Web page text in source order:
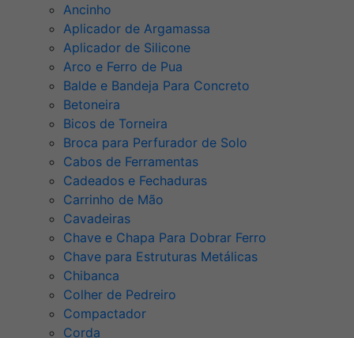
Ancinho
Aplicador de Argamassa
Aplicador de Silicone
Arco e Ferro de Pua
Balde e Bandeja Para Concreto
Betoneira
Bicos de Torneira
Broca para Perfurador de Solo
Cabos de Ferramentas
Cadeados e Fechaduras
Carrinho de Mão
Cavadeiras
Chave e Chapa Para Dobrar Ferro
Chave para Estruturas Metálicas
Chibanca
Colher de Pedreiro
Compactador
Corda